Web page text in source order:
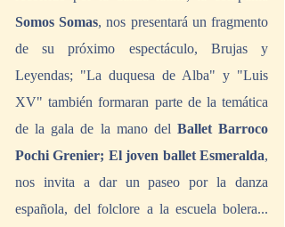
Somos Somas, nos presentará un fragmento
de su próximo espectáculo, Brujas y
Leyendas; "La duquesa de Alba" y "Luis
XV" también formaran parte de la temática
de la gala de la mano del Ballet Barroco
Pochi Grenier; El joven ballet Esmeralda,
nos invita a dar un paseo por la danza
española, del folclore a la escuela bolera...